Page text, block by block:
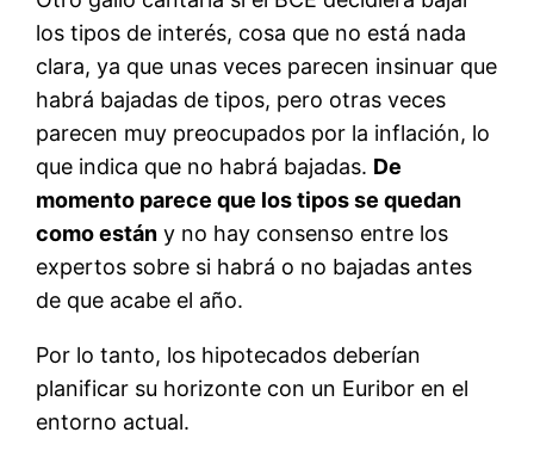
los tipos de interés, cosa que no está nada
clara, ya que unas veces parecen insinuar que
habrá bajadas de tipos, pero otras veces
parecen muy preocupados por la inflación, lo
que indica que no habrá bajadas. De
momento parece que los tipos se quedan
como están y no hay consenso entre los
expertos sobre si habrá o no bajadas antes
de que acabe el año.
Por lo tanto, los hipotecados deberían
planificar su horizonte con un Euribor en el
entorno actual.